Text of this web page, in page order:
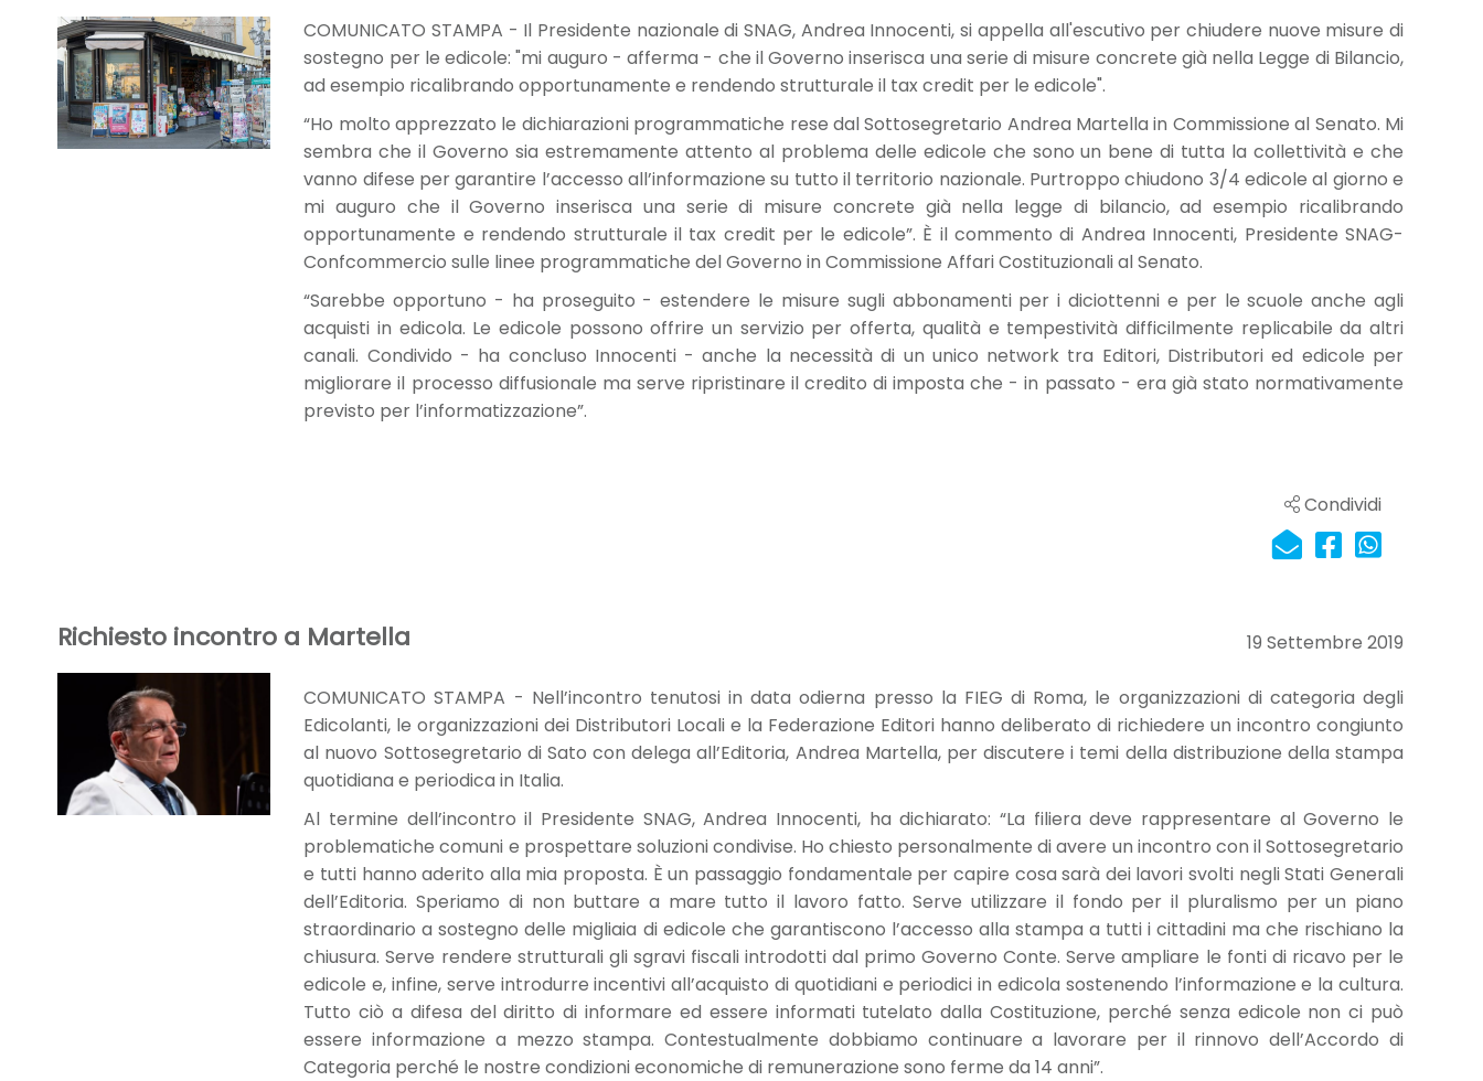
COMUNICATO STAMPA - Il Presidente nazionale di SNAG, Andrea Innocenti, si appella all'escutivo per chiudere nuove misure di
sostegno per le edicole: "mi auguro - afferma - che il Governo inserisca una serie di misure concrete già nella Legge di Bilancio,
ad esempio ricalibrando opportunamente e rendendo strutturale il tax credit per le edicole".
“Ho molto apprezzato le dichiarazioni programmatiche rese dal Sottosegretario Andrea Martella in Commissione al Senato. Mi
sembra che il Governo sia estremamente attento al problema delle edicole che sono un bene di tutta la collettività e che
vanno difese per garantire l’accesso all’informazione su tutto il territorio nazionale. Purtroppo chiudono 3/4 edicole al giorno e
mi auguro che il Governo inserisca una serie di misure concrete già nella legge di bilancio, ad esempio ricalibrando
opportunamente e rendendo strutturale il tax credit per le edicole”. È il commento di Andrea Innocenti, Presidente SNAG-
Confcommercio sulle linee programmatiche del Governo in Commissione Affari Costituzionali al Senato.
“Sarebbe opportuno - ha proseguito - estendere le misure sugli abbonamenti per i diciottenni e per le scuole anche agli
acquisti in edicola. Le edicole possono offrire un servizio per offerta, qualità e tempestività difficilmente replicabile da altri
canali. Condivido - ha concluso Innocenti - anche la necessità di un unico network tra Editori, Distributori ed edicole per
migliorare il processo diffusionale ma serve ripristinare il credito di imposta che - in passato - era già stato normativamente
previsto per l’informatizzazione”.
Condividi
Richiesto incontro a Martella 19 Settembre 2019
COMUNICATO STAMPA - Nell’incontro tenutosi in data odierna presso la FIEG di Roma, le organizzazioni di categoria degli
Edicolanti, le organizzazioni dei Distributori Locali e la Federazione Editori hanno deliberato di richiedere un incontro congiunto
al nuovo Sottosegretario di Sato con delega all’Editoria, Andrea Martella, per discutere i temi della distribuzione della stampa
quotidiana e periodica in Italia.
Al termine dell’incontro il Presidente SNAG, Andrea Innocenti, ha dichiarato: “La filiera deve rappresentare al Governo le
problematiche comuni e prospettare soluzioni condivise. Ho chiesto personalmente di avere un incontro con il Sottosegretario
e tutti hanno aderito alla mia proposta. È un passaggio fondamentale per capire cosa sarà dei lavori svolti negli Stati Generali
dell’Editoria. Speriamo di non buttare a mare tutto il lavoro fatto. Serve utilizzare il fondo per il pluralismo per un piano
straordinario a sostegno delle migliaia di edicole che garantiscono l’accesso alla stampa a tutti i cittadini ma che rischiano la
chiusura. Serve rendere strutturali gli sgravi fiscali introdotti dal primo Governo Conte. Serve ampliare le fonti di ricavo per le
edicole e, infine, serve introdurre incentivi all’acquisto di quotidiani e periodici in edicola sostenendo l’informazione e la cultura.
Tutto ciò a difesa del diritto di informare ed essere informati tutelato dalla Costituzione, perché senza edicole non ci può
essere informazione a mezzo stampa. Contestualmente dobbiamo continuare a lavorare per il rinnovo dell’Accordo di
Categoria perché le nostre condizioni economiche di remunerazione sono ferme da 14 anni”.